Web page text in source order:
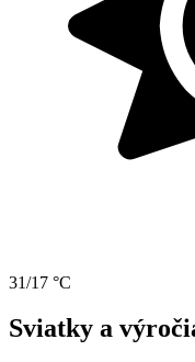
31/17 °C
Sviatky a